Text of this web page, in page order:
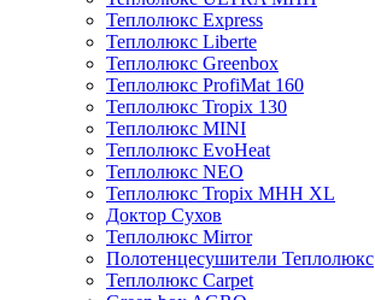
Теплолюкс Express
Теплолюкс Liberte
Теплолюкс Greenbox
Теплолюкс ProfiMat 160
Теплолюкс Tropix 130
Теплолюкс MINI
Теплолюкс EvoHeat
Теплолюкс NEO
Теплолюкс Tropix МНН XL
Доктор Сухов
Теплолюкс Mirror
Полотенцесушители Теплолюкс
Теплолюкс Carpet